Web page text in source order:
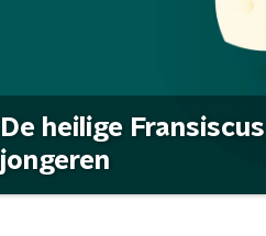
De heilige
jongeren